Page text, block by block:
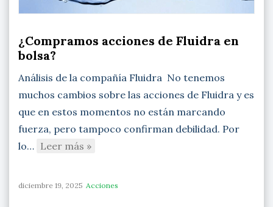
¿Compramos acciones de Fluidra en
bolsa?
Análisis de la compañía Fluidra No tenemos
muchos cambios sobre las acciones de Fluidra y es
que en estos momentos no están marcando
fuerza, pero tampoco confirman debilidad. Por
lo… Leer más »
diciembre 19, 2025 Acciones